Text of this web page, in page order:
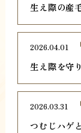
生え際の産
生え際を守
2026.04.01
つむじハゲ
2026.03.31